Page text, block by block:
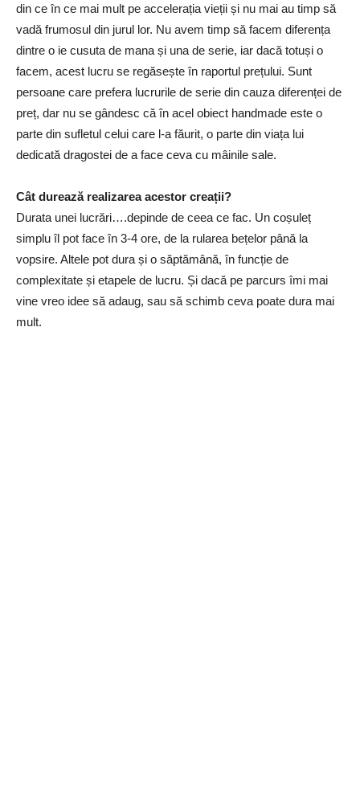
din ce în ce mai mult pe accelerația vieții și nu mai au timp să
vadă frumosul din jurul lor. Nu avem timp să facem diferența
dintre o ie cusuta de mana și una de serie, iar dacă totuși o
facem, acest lucru se regăsește în raportul prețului. Sunt
persoane care prefera lucrurile de serie din cauza diferenței de
preț, dar nu se gândesc că în acel obiect handmade este o
parte din sufletul celui care l-a făurit, o parte din viața lui
dedicată dragostei de a face ceva cu mâinile sale.
Cât durează realizarea acestor creații?
Durata unei lucrări….depinde de ceea ce fac. Un coșuleț
simplu îl pot face în 3-4 ore, de la rularea bețelor până la
vopsire. Altele pot dura și o săptămână, în funcție de
complexitate și etapele de lucru. Și dacă pe parcurs îmi mai
vine vreo idee să adaug, sau să schimb ceva poate dura mai
mult.